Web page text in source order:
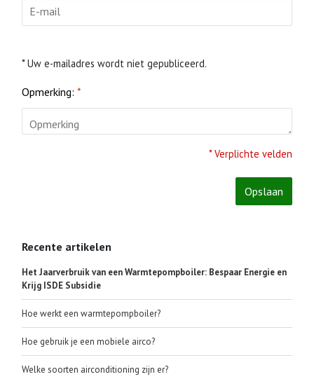
* Uw e-mailadres wordt niet gepubliceerd.
Opmerking: *
* Verplichte velden
Opslaan
Recente artikelen
Het Jaarverbruik van een Warmtepompboiler: Bespaar Energie en
Krijg ISDE Subsidie
Hoe werkt een warmtepompboiler?
Hoe gebruik je een mobiele airco?
Welke soorten airconditioning zijn er?